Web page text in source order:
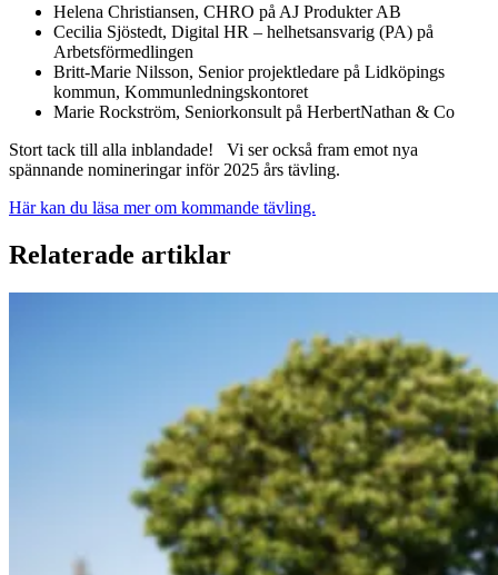
Helena Christiansen, CHRO på AJ Produkter AB
Cecilia Sjöstedt, Digital HR – helhetsansvarig (PA) på
Arbetsförmedlingen
Britt-Marie Nilsson, Senior projektledare på Lidköpings
kommun, Kommunledningskontoret
Marie Rockström, Seniorkonsult på HerbertNathan & Co
Stort tack till alla inblandade! Vi ser också fram emot nya
spännande nomineringar inför 2025 års tävling.
Här kan du läsa mer om kommande tävling.
Relaterade artiklar